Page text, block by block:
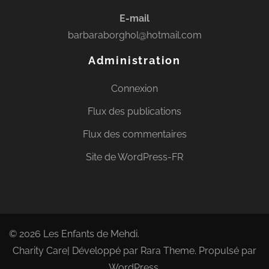
E-mail
barbaraborghol@hotmail.com
Administration
Connexion
Flux des publications
Flux des commentaires
Site de WordPress-FR
© 2026 Les Enfants de Mehdi.
Charity Care| Développé par Rara Theme. Propulsé par